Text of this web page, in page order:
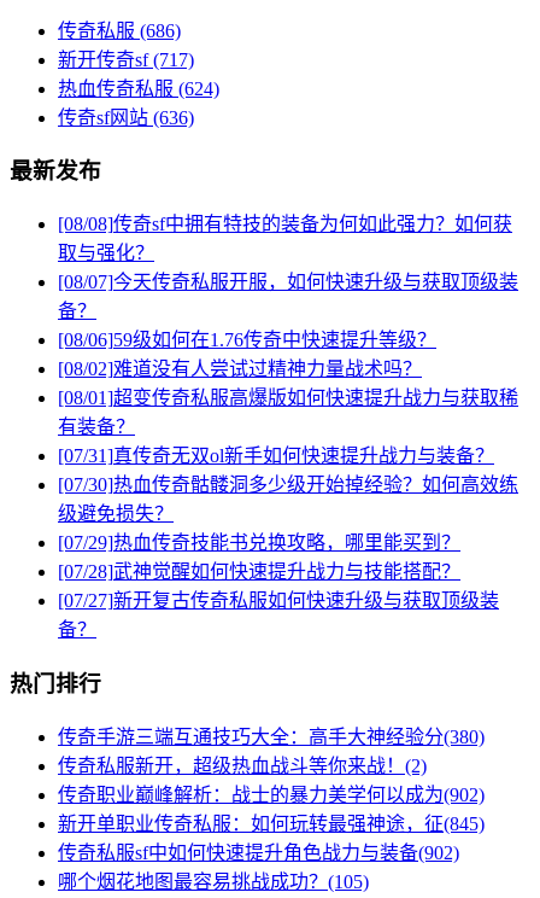
传奇私服 (686)
新开传奇sf(717)
热血传奇私服 (624)
传奇sf网站 (636)
最新发布
[08/08]传奇sf中拥有特技的装备为何如此强力？如何获
取与强化？
[08/07]今天传奇私服开服，如何快速升级与获取顶级装
备？
[08/06]59级如何在1.76传奇中快速提升等级？
[08/02]难道没有人尝试过精神力量战术吗？
[08/01]超变传奇私服高爆版如何快速提升战力与获取稀
有装备？
[07/31]真传奇无双ol新手如何快速提升战力与装备？
[07/30]热血传奇骷髅洞多少级开始掉经验？如何高效练
级避免损失？
[07/29]热血传奇技能书兑换攻略，哪里能买到？
[07/28]武神觉醒如何快速提升战力与技能搭配？
[07/27]新开复古传奇私服如何快速升级与获取顶级装
备？
热门排行
传奇手游三端互通技巧大全：高手大神经验分(380)
传奇私服新开，超级热血战斗等你来战！(2)
传奇职业巅峰解析：战士的暴力美学何以成为(902)
新开单职业传奇私服：如何玩转最强神途，征(845)
传奇私服sf中如何快速提升角色战力与装备(902)
哪个烟花地图最容易挑战成功？(105)